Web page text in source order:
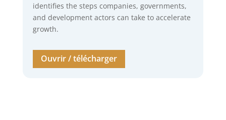
identifies the steps companies, governments,
and development actors can take to accelerate
growth.
Ouvrir / télécharger